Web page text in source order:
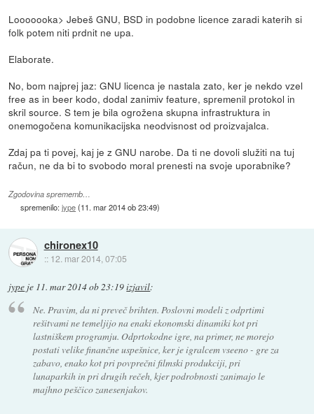
Looooooka> Jebeš GNU, BSD in podobne licence zaradi katerih si
folk potem niti prdnit ne upa.
Elaborate.
No, bom najprej jaz: GNU licenca je nastala zato, ker je nekdo vzel
free as in beer kodo, dodal zanimiv feature, spremenil protokol in
skril source. S tem je bila ogrožena skupna infrastruktura in
onemogočena komunikacijska neodvisnost od proizvajalca.
Zdaj pa ti povej, kaj je z GNU narobe. Da ti ne dovoli služiti na tuj
račun, ne da bi to svobodo moral prenesti na svoje uporabnike?
Zgodovina sprememb…
spremenilo:jype(11. mar 2014 ob 23:49)
chironex10
:: 12. mar 2014, 07:05
jype je 11. mar 2014 ob 23:19izjavil:
Ne. Pravim, da ni preveč brihten. Poslovni modeli z odprtimi
rešitvami ne temeljijo na enaki ekonomski dinamiki kot pri
lastniškem programju. Odprtokodne igre, na primer, ne morejo
postati velike finančne uspešnice, ker je igralcem vseeno - gre za
zabavo, enako kot pri povprečni filmski produkciji, pri
lunaparkih in pri drugih rečeh, kjer podrobnosti zanimajo le
majhno peščico zanesenjakov.